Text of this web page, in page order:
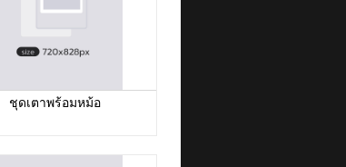
ชุดเตาพร้อมหม้อ